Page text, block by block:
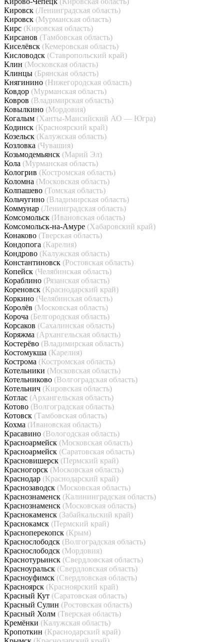
Кировск (Ленинградская область)
Кировск (Мурманская область)
Кирс (Кировская область)
Кирсанов (Тамбовская область)
Киселёвск (Кемеровская область)
Кисловодск (Ставропольский край)
Клин (Московская область)
Клинцы (Брянская область)
Княгинино (Нижегородская область)
Ковдор (Мурманская область)
Ковров (Владимирская область)
Ковылкино (Мордовия)
Когалым (Ханты-Мансийский АО — Югра)
Кодинск (Красноярский край)
Козельск (Калужская область)
Козловка (Чувашия)
Козьмодемьянск (Марий Эл)
Кола (Мурманская область)
Кологрив (Костромская область)
Коломна (Московская область)
Колпашево (Томская область)
Кольчугино (Владимирская область)
Коммунар (Ленинградская область)
Комсомольск (Ивановская область)
Комсомольск-на-Амуре (Хабаровский край)
Конаково (Тверская область)
Кондопога (Карелия)
Кондрово (Калужская область)
Константиновск (Ростовская область)
Копейск (Челябинская область)
Кораблино (Рязанская область)
Кореновск (Краснодарский край)
Коркино (Челябинская область)
Королёв (Московская область)
Короча (Белгородская область)
Корсаков (Сахалинская область)
Коряжма (Архангельская область)
Костерёво (Владимирская область)
Костомукша (Карелия)
Кострома (Костромская область)
Котельники (Московская область)
Котельниково (Волгоградская область)
Котельнич (Кировская область)
Котлас (Архангельская область)
Котово (Волгоградская область)
Котовск (Тамбовская область)
Кохма (Ивановская область)
Красавино (Вологодская область)
Красноармейск (Московская область)
Красноармейск (Саратовская область)
Красновишерск (Пермский край)
Красногорск (Московская область)
Краснодар (Краснодарский край)
Краснозаводск (Московская область)
Краснознаменск (Калининградская область)
Краснознаменск (Московская область)
Краснокаменск (Забайкальский край)
Краснокамск (Пермский край)
Красноперекопск (Крым)
Краснослободск (Волгоградская область)
Краснослободск (Мордовия)
Краснотурьинск (Свердловская область)
Красноуральск (Свердловская область)
Красноуфимск (Свердловская область)
Красноярск (Красноярский край)
Красный Кут (Саратовская область)
Красный Сулин (Ростовская область)
Красный Холм (Тверская область)
Кремёнки (Калужская область)
Кропоткин (Краснодарский край)